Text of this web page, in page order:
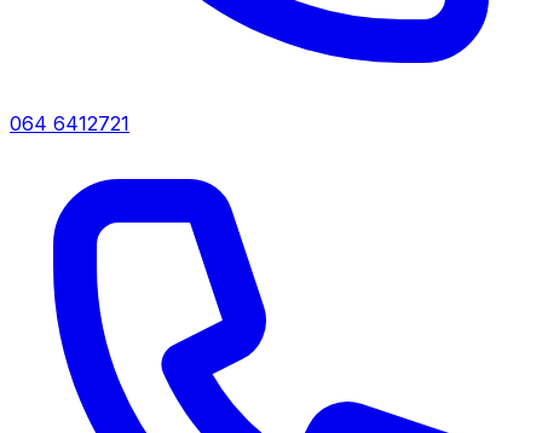
064 6412721